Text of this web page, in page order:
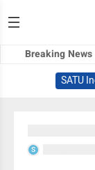
Breaking News
SATU
S